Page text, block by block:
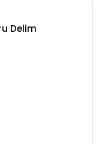
Delim